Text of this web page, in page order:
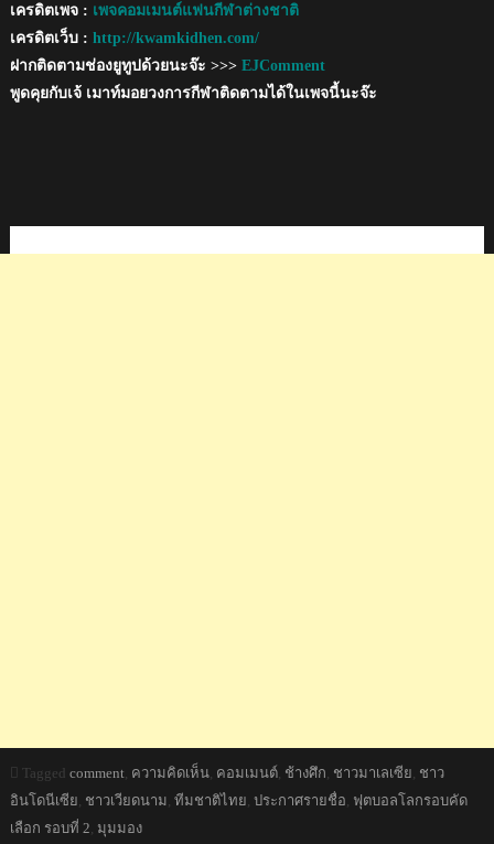
เครดิตเพจ : เพจคอมเมนต์แฟนกีฬาต่างชาติ
เครดิตเว็บ : http://kwamkidhen.com/
ฝากติดตามช่องยูทูปด้วยนะจ๊ะ >>> EJComment
พูดคุยกับเจ้ เมาท์มอยวงการกีฬาติดตามได้ในเพจนี้นะจ๊ะ
Tagged comment ความคิดเห็น, คอมเมนต์, ช้างศึก ชาวมาเลเซีย ชาว
อินโดนีเซีย ชาวเวียดนาม ทีมชาติไทย ประกาศรายชื่อ ฟุตบอลโลกรอบคัด
เลือก รอบที่ 2 มุมมอง